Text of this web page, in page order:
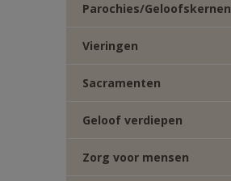
Parochies/Geloofskernen
Vieringen
Sacramenten
Geloof verdiepen
Zorg voor mensen